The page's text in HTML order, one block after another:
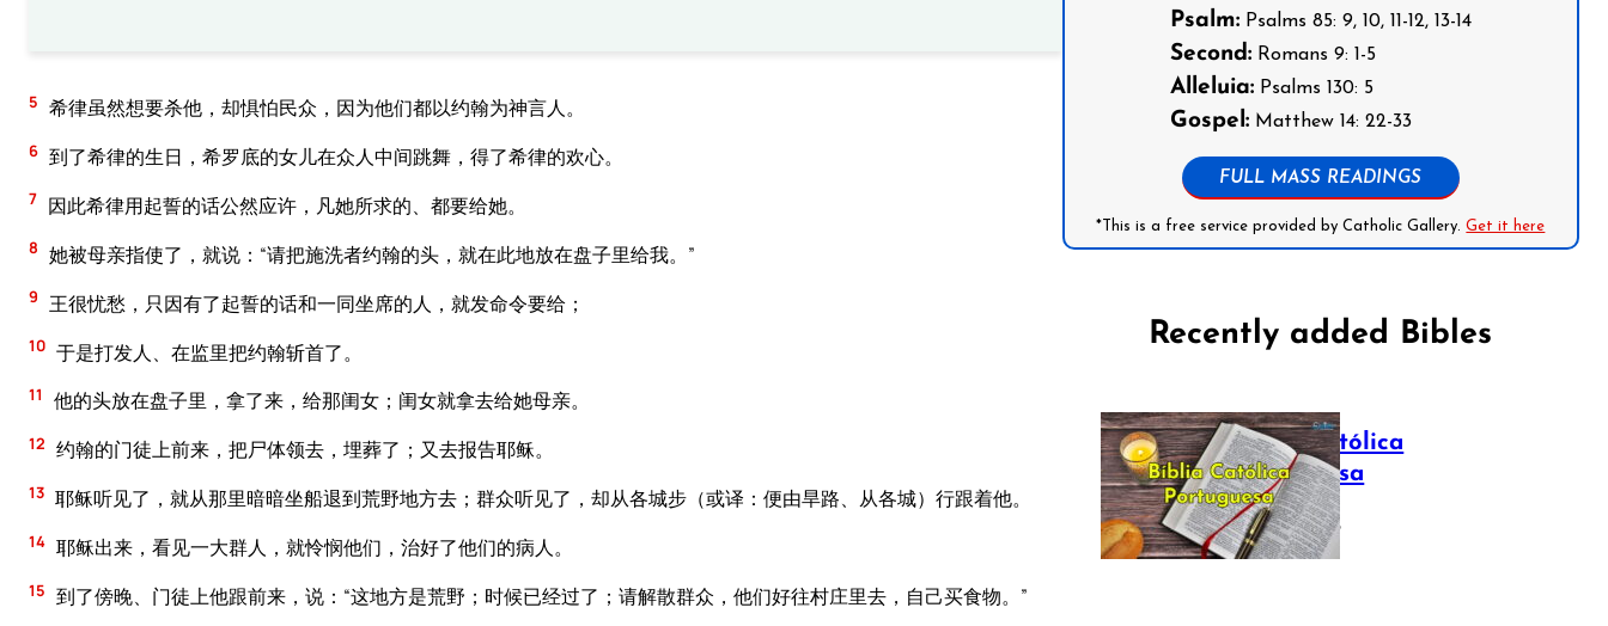
5 希律虽然想要杀他，却惧怕民众，因为他们都以约翰为神言人。
6 到了希律的生日，希罗底的女儿在众人中间跳舞，得了希律的欢心。
7 因此希律用起誓的话公然应许，凡她所求的、都要给她。
8 她被母亲指使了，就说：“请把施洗者约翰的头，就在此地放在盘子里给我。”
9 王很忧愁，只因有了起誓的话和一同坐席的人，就发命令要给；
10 于是打发人、在监里把约翰斩首了。
11 他的头放在盘子里，拿了来，给那闺女；闺女就拿去给她母亲。
12 约翰的门徒上前来，把尸体领去，埋葬了；又去报告耶稣。
13 耶稣听见了，就从那里暗暗坐船退到荒野地方去；群众听见了，却从各城步（或译：便由旱路、从各城）行跟着他。
14 耶稣出来，看见一大群人，就怜悯他们，治好了他们的病人。
15 到了傍晚、门徒上他跟前来，说：“这地方是荒野；时候已经过了；请解散群众，他们好往村庄里去，自己买食物。”
Psalm:Psalms 85: 9, 10, 11-12, 13-14
Second:Romans 9: 1-5
Alleluia:Psalms 130: 5
Gospel:Matthew 14: 22-33
FULL MASS READINGS
*This is a free service provided by Catholic Gallery.Get it here
Recently added Bibles
Bíblia Católica
Portuguesa
July 16, 2025